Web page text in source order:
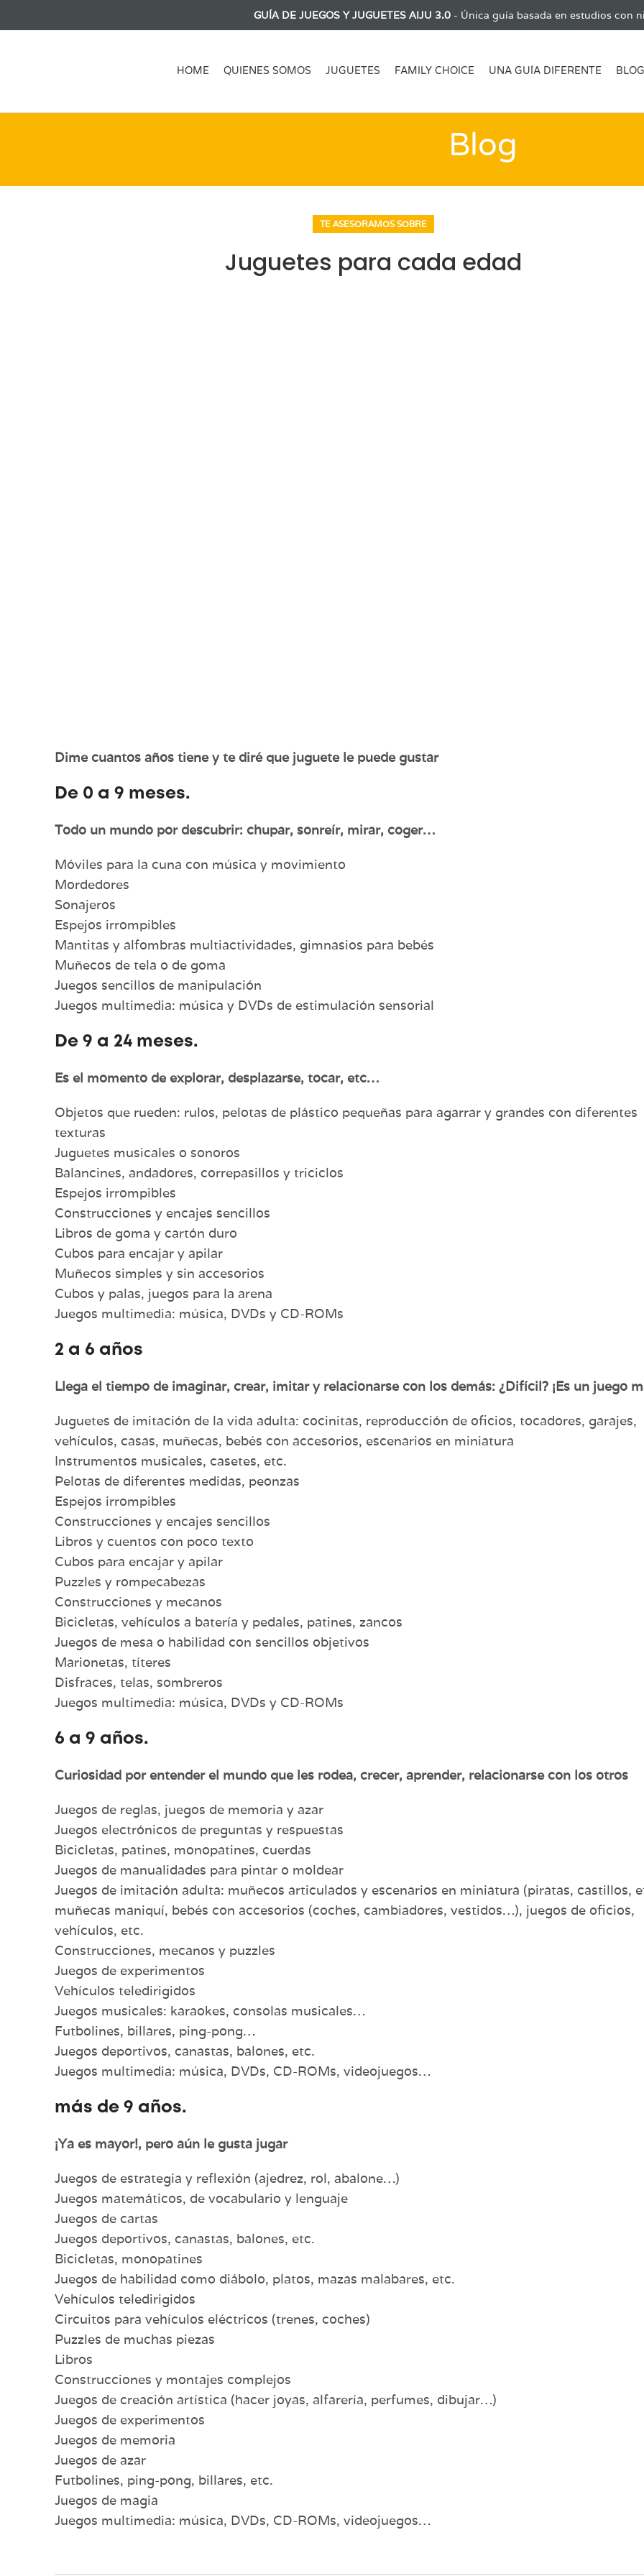
GUÍA DE JUEGOS Y JUGUETES AIJU 3.0 - Única guía basada en estudios con
HOME QUIENES SOMOS JUGUETES FAMILY CHOICE UNA GUÍA DIFERENTE BLOG
Blog
TE ASESORAMOS SOBRE
Juguetes para cada edad
Dime cuantos años tiene y te diré que juguete le puede gustar
De 0 a 9 meses.
Todo un mundo por descubrir: chupar, sonreír, mirar, coger…
Móviles para la cuna con música y movimiento
Mordedores
Sonajeros
Espejos irrompibles
Mantitas y alfombras multiactividades, gimnasios para bebés
Muñecos de tela o de goma
Juegos sencillos de manipulación
Juegos multimedia: música y DVDs de estimulación sensorial
De 9 a 24 meses.
Es el momento de explorar, desplazarse, tocar, etc…
Objetos que rueden: rulos, pelotas de plástico pequeñas para agarrar y grandes con diferentes
texturas
Juguetes musicales o sonoros
Balancines, andadores, correpasillos y triciclos
Espejos irrompibles
Construcciones y encajes sencillos
Libros de goma y cartón duro
Cubos para encajar y apilar
Muñecos simples y sin accesorios
Cubos y palas, juegos para la arena
Juegos multimedia: música, DVDs y CD-ROMs
2 a 6 años
Llega el tiempo de imaginar, crear, imitar y relacionarse con los demás: ¿Difícil? ¡Es un juego
Juguetes de imitación de la vida adulta: cocinitas, reproducción de oficios, tocadores, garajes,
vehículos, casas, muñecas, bebés con accesorios, escenarios en miniatura
Instrumentos musicales, casetes, etc.
Pelotas de diferentes medidas, peonzas
Espejos irrompibles
Construcciones y encajes sencillos
Libros y cuentos con poco texto
Cubos para encajar y apilar
Puzzles y rompecabezas
Construcciones y mecanos
Bicicletas, vehículos a batería y pedales, patines, zancos
Juegos de mesa o habilidad con sencillos objetivos
Marionetas, títeres
Disfraces, telas, sombreros
Juegos multimedia: música, DVDs y CD-ROMs
6 a 9 años.
Curiosidad por entender el mundo que les rodea, crecer, aprender, relacionarse con los otros
Juegos de reglas, juegos de memoria y azar
Juegos electrónicos de preguntas y respuestas
Bicicletas, patines, monopatines, cuerdas
Juegos de manualidades para pintar o moldear
Juegos de imitación adulta: muñecos articulados y escenarios en miniatura (piratas, castillos,
muñecas maniquí, bebés con accesorios (coches, cambiadores, vestidos…), juegos de oficios,
vehículos, etc.
Construcciones, mecanos y puzzles
Juegos de experimentos
Vehículos teledirigidos
Juegos musicales: karaokes, consolas musicales…
Futbolines, billares, ping-pong…
Juegos deportivos, canastas, balones, etc.
Juegos multimedia: música, DVDs, CD-ROMs, videojuegos…
más de 9 años.
¡Ya es mayor!, pero aún le gusta jugar
Juegos de estrategia y reflexión (ajedrez, rol, abalone…)
Juegos matemáticos, de vocabulario y lenguaje
Juegos de cartas
Juegos deportivos, canastas, balones, etc.
Bicicletas, monopatines
Juegos de habilidad como diábolo, platos, mazas malabares, etc.
Vehículos teledirigidos
Circuitos para vehículos eléctricos (trenes, coches)
Puzzles de muchas piezas
Libros
Construcciones y montajes complejos
Juegos de creación artística (hacer joyas, alfarería, perfumes, dibujar…)
Juegos de experimentos
Juegos de memoria
Juegos de azar
Futbolines, ping-pong, billares, etc.
Juegos de magia
Juegos multimedia: música, DVDs, CD-ROMs, videojuegos…